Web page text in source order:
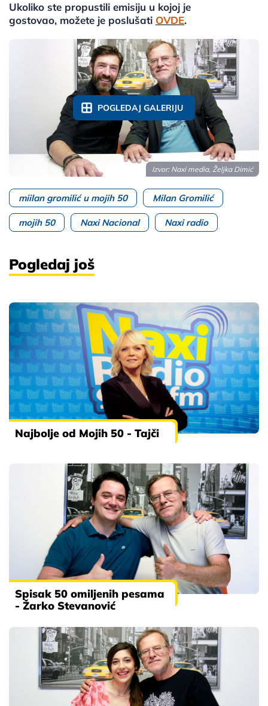
Ukoliko ste propustili emisiju u kojoj je
gostovao, možete je poslušati OVDE.
Izvor: Naxi media, Željka Dimić
POGLEDAJ GALERIJU
miilan gromilić u mojih 50 Milan Gromilić
mojih 50 Naxi Nacional Naxi radio
Pogledaj još
Najbolje od Mojih 50 - Tajči
Spisak 50 omiljenih pesama
- Žarko Stevanović